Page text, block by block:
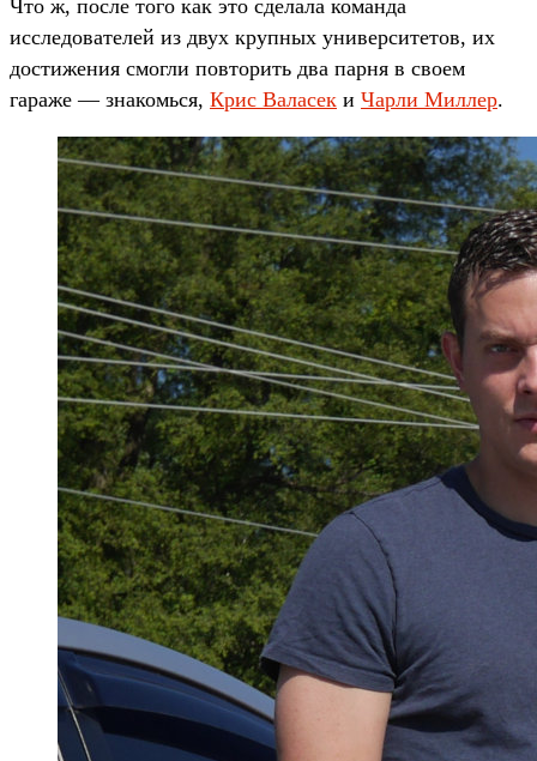
Что ж, после того как это сделала команда
исследователей из двух крупных университетов, их
достижения смогли повторить два парня в своем
гараже — знакомься, Крис Валасек и Чарли Миллер.